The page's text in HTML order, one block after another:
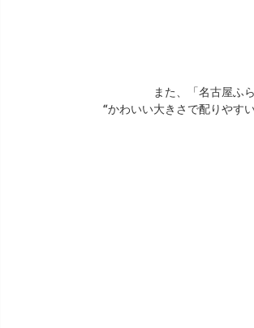
また、「名古屋ふ
“かわいい大きさで配りやす